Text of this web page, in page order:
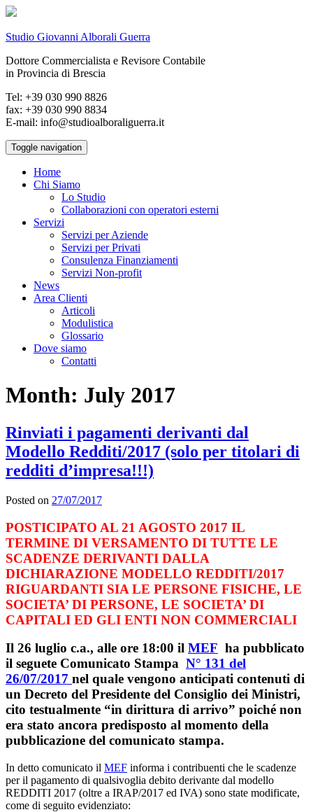
Studio Giovanni Alborali Guerra
Dottore Commercialista e Revisore Contabile
in Provincia di Brescia
Tel: +39 030 990 8826
fax: +39 030 990 8834
E-mail: info@studioalboraliguerra.it
Toggle navigation
Home
Chi Siamo
Lo Studio
Collaborazioni con operatori esterni
Servizi
Servizi per Aziende
Servizi per Privati
Consulenza Finanziamenti
Servizi Non-profit
News
Area Clienti
Articoli
Modulistica
Glossario
Dove siamo
Contatti
Month: July 2017
Rinviati i pagamenti derivanti dal
Modello Redditi/2017 (solo per titolari di
redditi d’impresa!!!)
Posted on 27/07/2017
POSTICIPATO AL 21 AGOSTO 2017 IL
TERMINE DI VERSAMENTO DI TUTTE LE
SCADENZE DERIVANTI DALLA
DICHIARAZIONE MODELLO REDDITI/2017
RIGUARDANTI SIA LE PERSONE FISICHE, LE
SOCIETA’ DI PERSONE, LE SOCIETA’ DI
CAPITALI ED GLI ENTI NON COMMERCIALI
Il 26 luglio c.a., alle ore 18:00 il MEF ha pubblicato
il seguete Comunicato Stampa N° 131 del
26/07/2017 nel quale vengono anticipati contenuti di
un Decreto del Presidente del Consiglio dei Ministri,
cito testualmente “in dirittura di arrivo” poiché non
era stato ancora predisposto al momento della
pubblicazione del comunicato stampa.
In detto comunicato il MEF informa i contribuenti che le scadenze
per il pagamento di qualsivoglia debito derivante dal modello
REDDITI 2017 (oltre a IRAP/2017 ed IVA) sono state modificate,
come di seguito evidenziato: